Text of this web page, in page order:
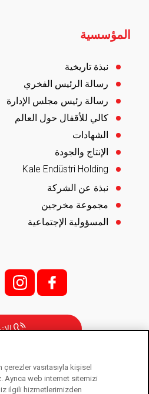
المؤسسية
نبذة تاريخية
رسالة الرئيس الفخري
رسالة رئيس مجلس الإدارة
كالي للأقفال حول العالم
الشهادات
الإنتاج والجودة
Kale Endüstri Holding
نبذة عن الشركة
مجموعة مخرجين
المسؤولية الإجتماعية
f;
i;
كاله كيليت شركة تابعة لشركة كاليه إندستري
vasıtasıyla kişisel
Ayrıca web internet sitemizi
ilgili hizmetlerimizden